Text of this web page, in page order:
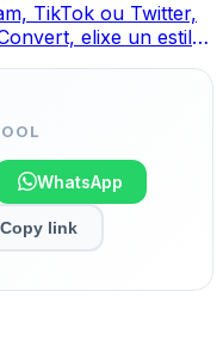
TikTok ou Twitter,
elixe un estilo
WhatsApp
Copy link